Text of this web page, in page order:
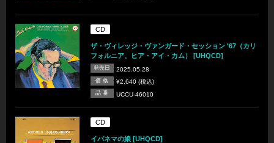
CD
ザ・ヴィレッジ・ヴァンガード・セッション '67（カリ
フォルニア、ヒア・アイ・カム） [UHQCD]
発売日 2025.05.28
価 格 ¥2,640 (税込)
品 番 UCCU-46010
CD
イパネマの娘 [UHQCD]